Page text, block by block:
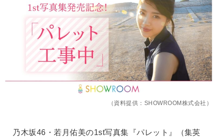
（資料提供：SHOWROOM株式会社）
乃木坂46・若月佑美の1st写真集『パレット』（集英